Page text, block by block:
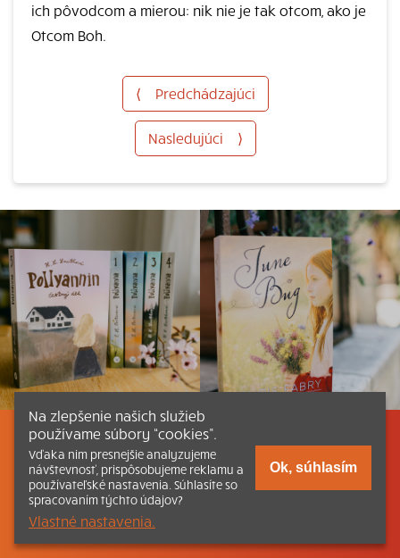
ich pôvodcom a mierou: nik nie je tak otcom, ako je
Otcom Boh.
⟨ Predchádzajúci
Nasledujúci ⟩
Listovať Obsah Dokumenty a články
Kontakt Tlačená verzia Katechizmu
© 2026 katechizmus.sk |
funguje aj vďaka kresťanskému kníhkupectvu
Na zlepšenie našich služieb
používame súbory “cookies”.
Vďaka nim presnejšie analyzujeme
návštevnosť, prispôsobujeme reklamu a
používateľské nastavenia. Súhlasíte so
spracovaním týchto údajov?
Vlastné nastavenia.
Ok, súhlasím